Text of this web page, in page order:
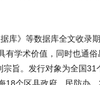
库》等数据库全文收录期
有学术价值，同时也通俗
宗旨。发行对象为全国31